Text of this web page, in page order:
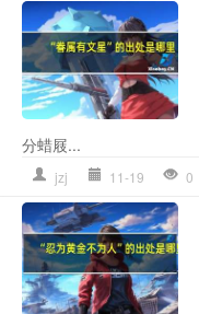
分蜡屐...
jzj 11-19 0